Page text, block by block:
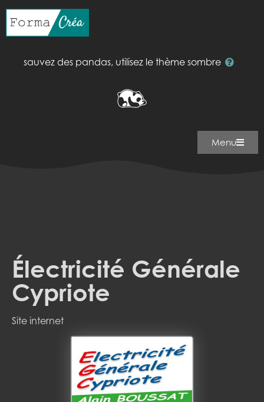
sauvez des pandas, utilisez le thème sombre
Menu
Électricité Générale
Cypriote
Site internet